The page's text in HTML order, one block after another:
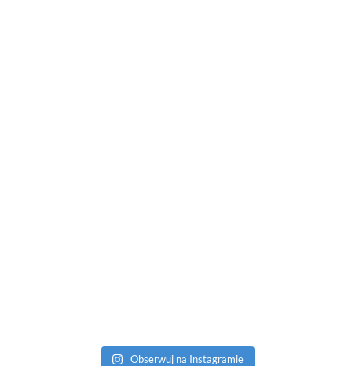
Obserwuj na Instagramie